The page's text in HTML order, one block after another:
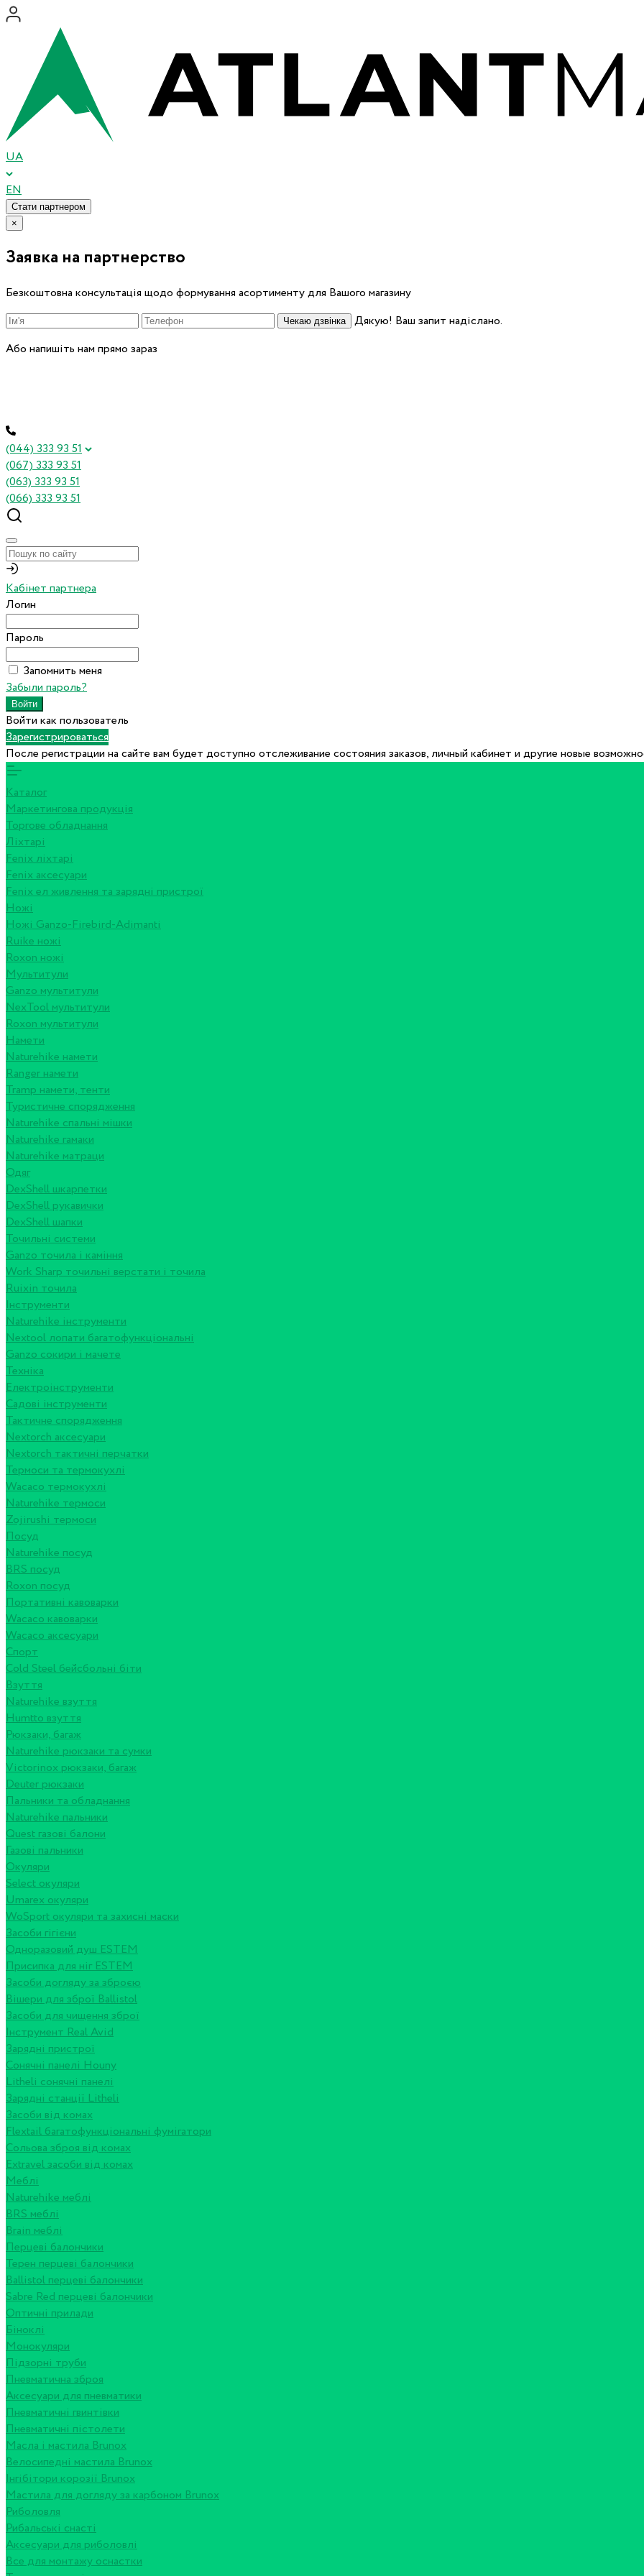
UA
EN
Стати партнером
×
Заявка на партнерство
Безкоштовна консультація щодо формування асортименту для Вашого магазину
Чекаю дзвінка
Дякую! Ваш запит надіслано.
Або напишіть нам прямо зараз
(044) 333 93 51
(067) 333 93 51
(063) 333 93 51
(066) 333 93 51
Кабінет партнера
Логин
Пароль
Запомнить меня
Забыли пароль?
Войти как пользователь
Зарегистрироваться
После регистрации на сайте вам будет доступно отслеживание состояния заказов, личный кабинет и другие новые
Каталог
Маркетингова продукція
Торгове обладнання
Ліхтарі
Fenix ліхтарі
Fenix аксесуари
Fenix ел живлення та зарядні пристрої
Ножі
Ножі Ganzo-Firebird-Adimanti
Ruike ножі
Roxon ножi
Мультитули
Ganzo мультитули
NexTool мультитули
Roxon мультитули
Намети
Naturehike намети
Ranger намети
Tramp намети, тенти
Туристичне спорядження
Naturehike спальні мішки
Naturehike гамаки
Naturehike матраци
Одяг
DexShell шкарпетки
DexShell рукавички
DexShell шапки
Точильні системи
Ganzo точила і каміння
Work Sharp точильні верстати і точила
Ruixin точила
Інструменти
Naturehike інструменти
Nextool лопати багатофункціональні
Ganzo сокири і мачете
Техніка
Електроінструменти
Садові інструменти
Тактичне спорядження
Nextorch аксесуари
Nextorch тактичні перчатки
Термоси та термокухлі
Wacaco термокухлі
Naturehike термоси
Zojirushi термоси
Посуд
Naturehike посуд
BRS посуд
Roxon посуд
Портативні кавоварки
Wacaco кавоварки
Wacaco аксесуари
Спорт
Cold Steel бейсбольні біти
Взуття
Naturehike взуття
Humtto взуття
Рюкзаки, багаж
Naturehike рюкзаки та сумки
Victorinox рюкзаки, багаж
Deuter рюкзаки
Пальники та обладнання
Naturehike пальники
Quest газові балони
Газові пальники
Окуляри
Select окуляри
Umarex окуляри
WoSport окуляри та захисні маски
Засоби гігієни
Одноразовий душ ESTEM
Присипка для ніг ESTEM
Засоби догляду за зброєю
Вішери для зброї Ballistol
Засоби для чищення зброї
Інструмент Real Avid
Зарядні пристрої
Сонячні панелі Houny
Litheli сонячні панелі
Зарядні станції Litheli
Засоби від комах
Flextail багатофункціональні фумігатори
Сольова зброя від комах
Extravel засоби від комах
Меблі
Naturehike меблі
BRS меблі
Brain меблі
Перцеві балончики
Терен перцеві балончики
Ballistol перцеві балончики
Sabre Red перцеві балончики
Оптичні прилади
Біноклі
Монокуляри
Підзорні труби
Пневматична зброя
Аксесуари для пневматики
Пневматичні гвинтівки
Пневматичні пістолети
Масла і мастила Brunox
Велосипедні мастила Brunox
Інгібітори корозії Brunox
Мастила для догляду за карбоном Brunox
Риболовля
Рибальські снасті
Аксесуари для риболовлі
Все для монтажу оснастки